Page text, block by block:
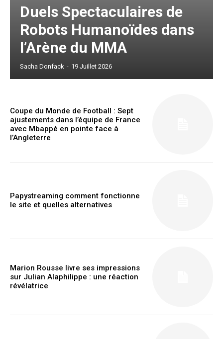
Praesent euismod ac
Ut mollis pellentesque tortor
Donec quis est ac felis
Orci varius natoque dolor
Donec quis est ac felis
Orci varius natoque dolor
Duels Spectaculaires de
Robots Humanoïdes dans
l’Arène du MMA
Sacha Donfack - 19 Juillet 2026
Coupe du Monde de Football : Sept
ajustements dans l’équipe de France
avec Mbappé en pointe face à
l’Angleterre
Papystreaming comment fonctionne
le site et quelles alternatives
Marion Rousse livre ses impressions
sur Julian Alaphilippe : une réaction
révélatrice